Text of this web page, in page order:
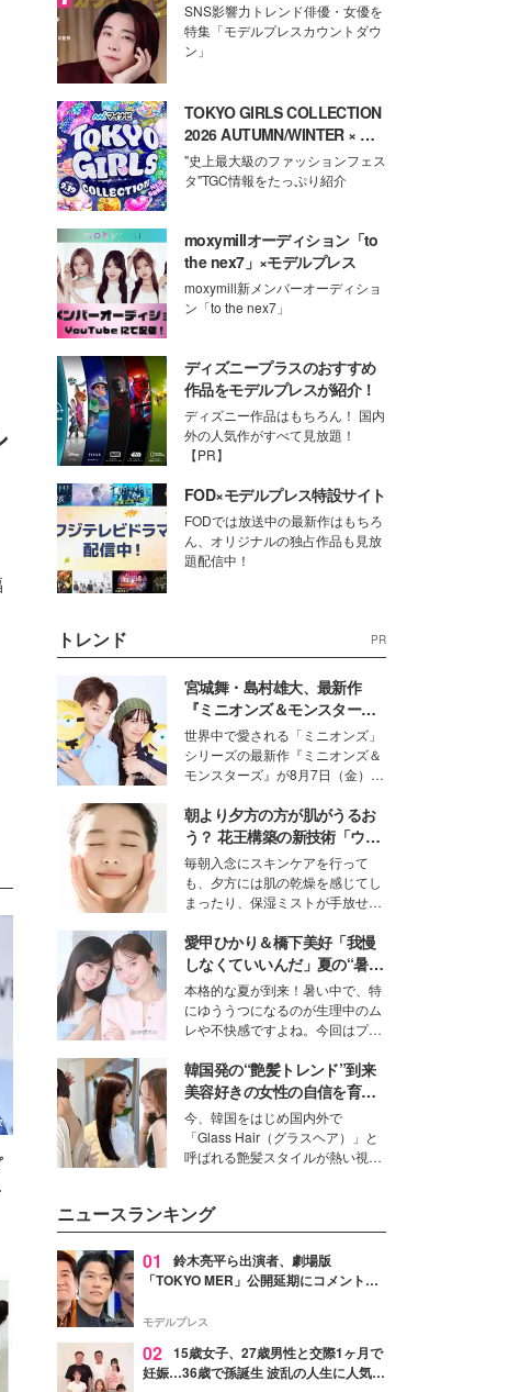
SNS影響力トレンド俳優・女優を
特集「モデルプレスカウントダウ
ン」
TOKYO GIRLS COLLECTION
2026 AUTUMN/WINTER × モ
デルプレス
"史上最大級のファッションフェス
タ"TGC情報をたっぷり紹介
moxymillオーディション「to
the nex7」×モデルプレス
moxymill新メンバーオーディショ
ン「to the nex7」
ディズニープラスのおすすめ
作品をモデルプレスが紹介！
ディズニー作品はもちろん！ 国内
外の人気作がすべて見放題！
【PR】
FOD×モデルプレス特設サイト
FODでは放送中の最新作はもちろ
ん、オリジナルの独占作品も見放
題配信中！
トレンド PR
宮城舞・島村雄大、最新作
『ミニオンズ＆モンスター
ズ』の魅力熱弁 ハチャメチャ
だけじゃない“友情と絆”に感
動
世界中で愛される「ミニオンズ」
シリーズの最新作『ミニオンズ＆
モンスターズ』が8月7日（金）に
ニオン好き”という共通点を持つモ
デルの宮城舞と島村雄大の特別対
談をお届け！それぞれの視点か
ら、今作ならではの魅力や予想外
の感動をもたらす奥深いストーリ
ーについて熱く語り合ってもらっ
た。
朝より夕方の方が肌がうるお
う？ 花王構築の新技術「ウォ
ーターキャプチャリングスキ
ン（捕水肌）」がスキンケア
の常識を変える予感
毎朝入念にスキンケアを行って
も、夕方には肌の乾燥を感じてし
まったり、保湿ミストが手放せな
な美容の常識を大きく変える可能
性を秘めた、革新的な「Water
Capturing Skin（ウォーターキャ
プチャリングスキン：捕水肌）」
技術を、花王が構築した。
愛甲ひかり＆橋下美好「我慢
しなくていいんだ」夏の“暑さ
対策”の新しい選択肢とは？
本格的な夏が到来！暑い中で、特
にゆううつになるのが生理中のム
レや不快感ですよね。今回はプラ
モデル・愛甲ひかりさんと橋下美
好さんを迎えて本音で女子会トー
ク。猛暑のお出かけを快適に過ご
すヒントや、2人が感動した夏の
生理の新常識にも迫りました。
韓国発の“艶髪トレンド”到来
美容好きの女性の自信を育む
「ヘアケア事情」って？
今、韓国をはじめ国内外で
「Glass Hair（グラスヘア）」と
呼ばれる艶髪スタイルが熱い視線
して、“髪そのものの美しさ”に改
めて注目する人が増えている様
子。今回は、そんな憧れの艶やか
な髪を日常で叶える、美容好きの
ます。
ニュースランキング
01
鈴木亮平ら出演者、劇場版
「TOKYO MER」公開延期にコメント
最大の敬意とエールを」
モデルプレス
02 15歳女子、27歳男性と交際1ヶ月で
妊娠…36歳で孫誕生 波乱の人生に人気タ